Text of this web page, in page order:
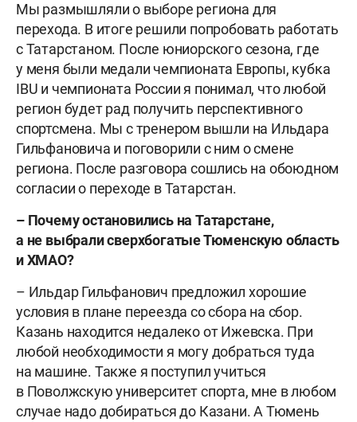
Мы размышляли о выборе региона для
перехода. В итоге решили попробовать работать
с Татарстаном. После юниорского сезона, где
у меня были медали чемпионата Европы, кубка
IBU и чемпионата России я понимал, что любой
регион будет рад получить перспективного
спортсмена. Мы с тренером вышли на Ильдара
Гильфановича и поговорили с ним о смене
региона. После разговора сошлись на обоюдном
согласии о переходе в Татарстан.
– Почему остановились на Татарстане,
а не выбрали сверхбогатые Тюменскую область
и ХМАО?
– Ильдар Гильфанович предложил хорошие
условия в плане переезда со сбора на сбор.
Казань находится недалеко от Ижевска. При
любой необходимости я могу добраться туда
на машине. Также я поступил учиться
в Поволжскую университет спорта, мне в любом
случае надо добираться до Казани. А Тюмень